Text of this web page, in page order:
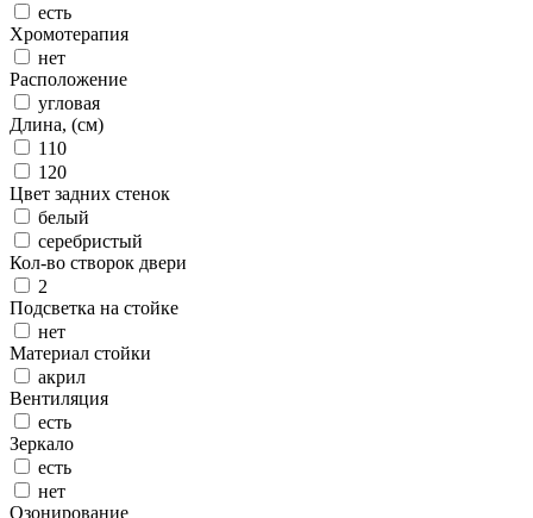
есть
Хромотерапия
нет
Расположение
угловая
Длина, (см)
110
120
Цвет задних стенок
белый
серебристый
Кол-во створок двери
2
Подсветка на стойке
нет
Материал стойки
акрил
Вентиляция
есть
Зеркало
есть
нет
Озонирование